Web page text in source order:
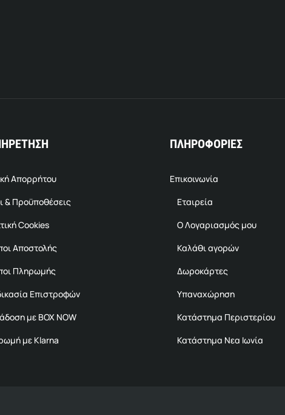
Απορρήτου
& Προϋποθέσεις
Cookies
Αποστολής
Πληρωμής
Επιστροφών
με BOX NOW
με Klarna
ΠΛΗΡΟΦΟΡΙΕΣ
Επικοινωνία
Εταιρεία
Ο Λογαριασμός μου
Καλάθι αγορών
Δωροκάρτες
Υπαναχώρηση
Κατάστημα Περιστερίου
Κατάστημα Νεα Ιωνία